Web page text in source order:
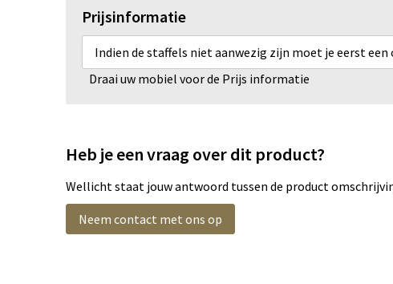
Prijsinformatie
Indien de staffels niet aanwezig zijn moet je eerst
Draai uw mobiel voor de Prijs informatie
Heb je een vraag over dit product?
Wellicht staat jouw antwoord tussen de product
Neem contact met ons op